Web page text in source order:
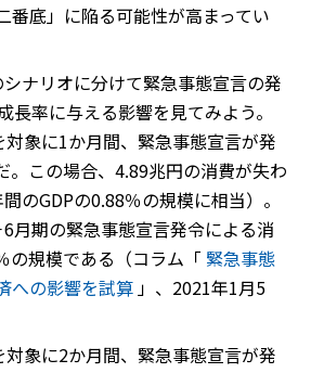
番底」に陥る可能性が高まってい
ナリオに分けて緊急事態宣言の発
長率に与える影響を見てみよう。
象に1か月間、緊急事態宣言が発
。この場合、4.89兆円の消費が失わ
のGDPの0.88％の規模に相当）。
月期の緊急事態宣言発令による消
の規模である（コラム「 緊急事態
への影響を試算」、2021年1月5
象に2か月間、緊急事態宣言が発